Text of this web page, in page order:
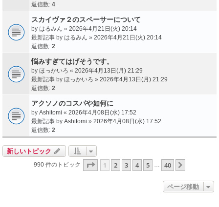
返信数: 4
スカイヴァ２のスペーサーについて
by はるみん « 2026年4月21日(火) 20:14
最新記事 by はるみん » 2026年4月21日(火) 20:14
返信数: 2
悩みすぎてはげそうです。
by ほっかいろ « 2026年4月13日(月) 21:29
最新記事 by ほっかいろ » 2026年4月13日(月) 21:29
返信数: 2
アクソノのコスパや如何に
by Ashitomi « 2026年4月08日(水) 17:52
最新記事 by Ashitomi » 2026年4月08日(水) 17:52
返信数: 2
新しいトピック
990 件のトピック ページ1 ／
1 2 3 4 5 40
ページ移動